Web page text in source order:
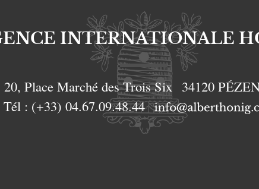
INTERNATIONALE
20, Place Marché des Trois Six 34120
Tél : (+33) 04.67.09.48.44